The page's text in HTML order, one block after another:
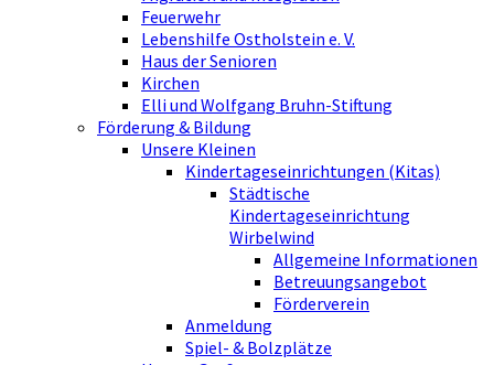
Feuerwehr
Lebenshilfe Ostholstein e. V.
Haus der Senioren
Kirchen
Elli und Wolfgang Bruhn-Stiftung
Förderung & Bildung
Unsere Kleinen
Kindertageseinrichtungen (Kitas)
Städtische
Kindertageseinrichtung
Wirbelwind
Allgemeine Informationen
Betreuungsangebot
Förderverein
Anmeldung
Spiel- & Bolzplätze